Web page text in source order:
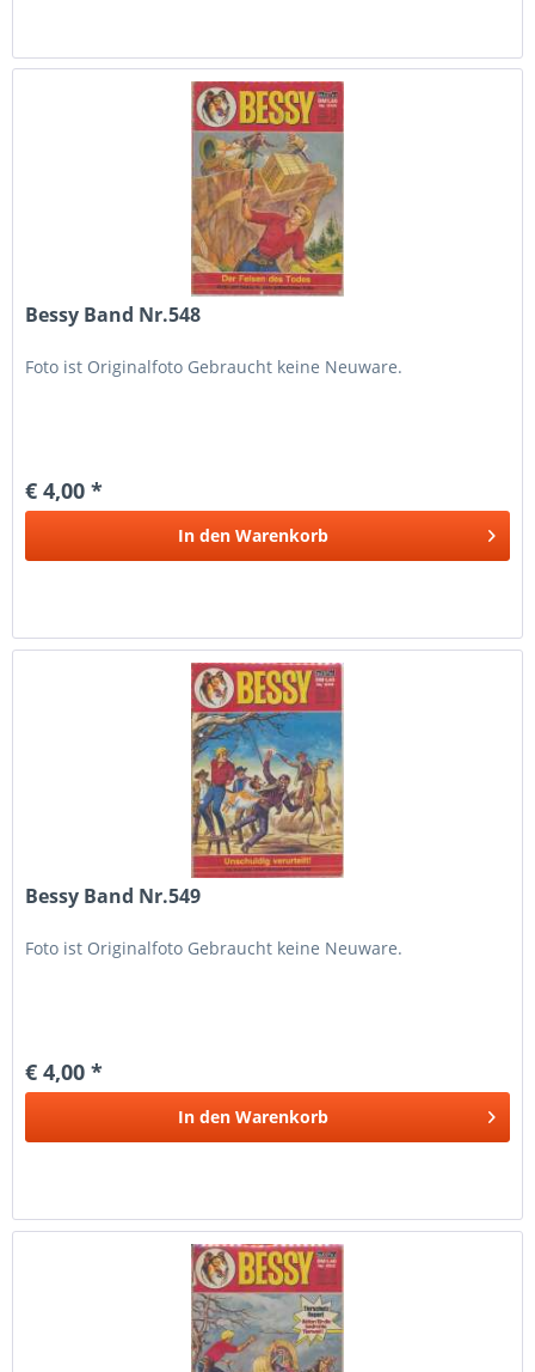
Bessy Band Nr.548
Foto ist Originalfoto Gebraucht keine Neuware.
€ 4,00 *
In den Warenkorb
Bessy Band Nr.549
Foto ist Originalfoto Gebraucht keine Neuware.
€ 4,00 *
In den Warenkorb